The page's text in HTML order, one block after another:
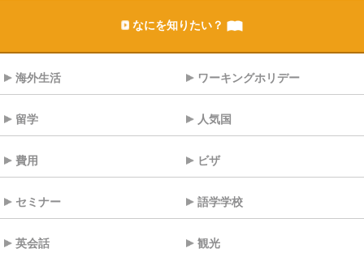
なにを知りたい？
海外生活 ワーキングホリデー
留学 人気国
費用 ビザ
セミナー 語学学校
英会話 観光